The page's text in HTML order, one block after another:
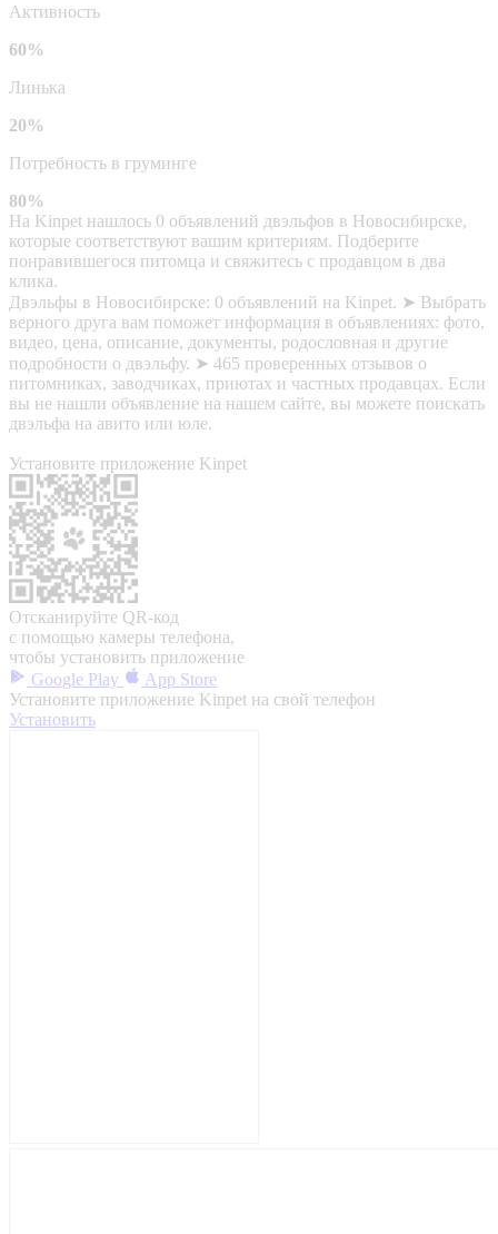
Активность
60%
Линька
20%
Потребность в груминге
80%
На Kinpet нашлось 0 объявлений двэльфов в Новосибирске,
которые соответствуют вашим критериям. Подберите
понравившегося питомца и свяжитесь с продавцом в два
клика.
Двэльфы в Новосибирске: 0 объявлений на Kinpet. ➤ Выбрать
верного друга вам поможет информация в объявлениях: фото,
видео, цена, описание, документы, родословная и другие
подробности о двэльфу. ➤ 465 проверенных отзывов о
питомниках, заводчиках, приютах и частных продавцах. Если
вы не нашли объявление на нашем сайте, вы можете поискать
двэльфа на авито или юле.
Установите приложение Kinpet
Отсканируйте QR-код
с помощью камеры телефона,
чтобы установить приложение
Google Play
App Store
Установите приложение Kinpet на свой телефон
Установить